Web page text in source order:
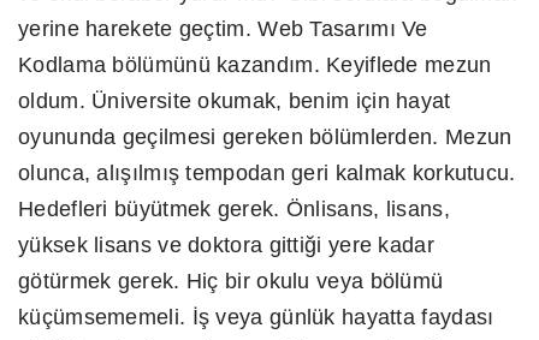
yerine harekete geçtim. Web Tasarımı Ve
Kodlama bölümünü kazandım. Keyiflede mezun
oldum. Üniversite okumak, benim için hayat
oyununda geçilmesi gereken bölümlerden. Mezun
olunca, alışılmış tempodan geri kalmak korkutucu.
Hedefleri büyütmek gerek. Önlisans, lisans,
yüksek lisans ve doktora gittiği yere kadar
götürmek gerek. Hiç bir okulu veya bölümü
küçümsememeli. İş veya günlük hayatta faydası